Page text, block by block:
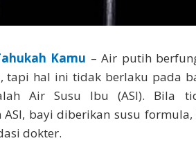
Kamu – Air putih
tapi hal ini tidak berlaku pada
Air Susu Ibu (ASI). Bila
ASI, bayi diberikan susu
dokter.